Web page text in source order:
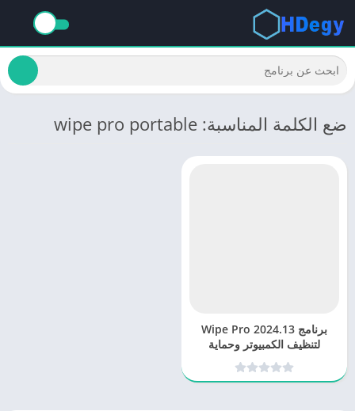
ضع الكلمة المناسبة: wipe pro portable
برنامج Wipe Pro 2024.13
لتنظيف الكمبيوتر وحماية
الخصوصية